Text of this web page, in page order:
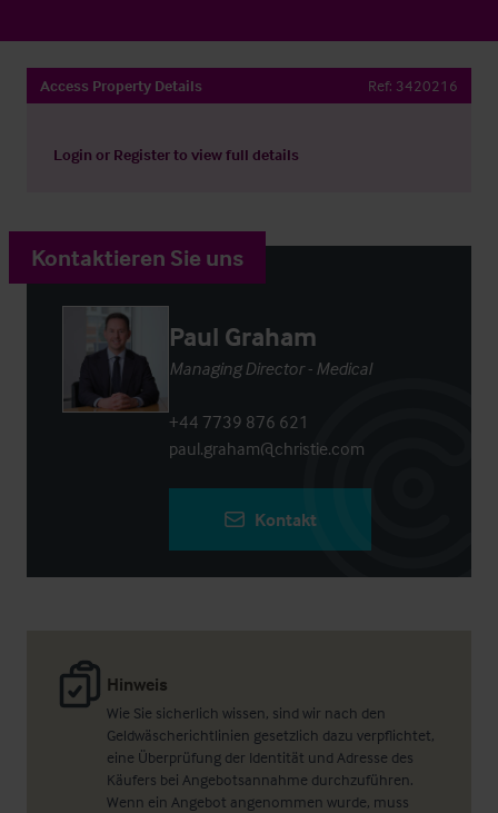
Access Property Details Ref: 3420216
Login or Registerto view full details
Hinweis
Wie Sie sicherlich wissen, sind wir nach den
Geldwäscherichtlinien gesetzlich dazu verpflichtet,
eine Überprüfung der Identität und Adresse des
Käufers bei Angebotsannahme durchzuführen.
Wenn ein Angebot angenommen wurde, muss
Kontaktieren Sie uns
Paul Graham
Managing Director - Medical
+44 7739 876 621
paul.graham@christie.com
Kontakt